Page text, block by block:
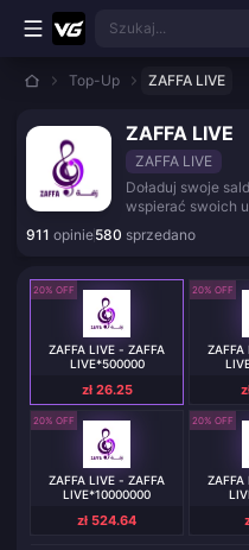
Przejdź do głównej treści
Szukaj...
Top-Up ZAFFA LIVE
ZAFFA LIVE
ZAFFA LIVE
Doładuj swoje
wspierać swoich
funkcje premium.
911 opinie580 sprzedano
20% OFF
ZAFFA LIVE - ZAFFA
LIVE*500000
zł 26.25
20% OFF
ZAFFA
20% OFF
ZAFFA LIVE - ZAFFA
LIVE*10000000
zł 524.64
20% OFF
ZAFFA